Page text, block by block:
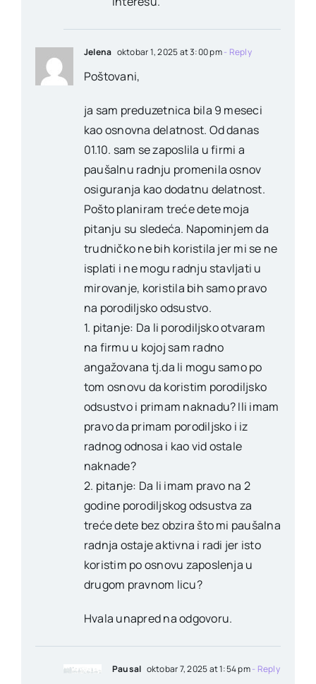
Jelena oktobar 1, 2025 at 3:00 pm- Reply
Poštovani,
ja sam preduzetnica bila 9 meseci
kao osnovna delatnost. Od danas
01.10. sam se zaposlila u firmi a
paušalnu radnju promenila osnov
osiguranja kao dodatnu delatnost.
Pošto planiram treće dete moja
pitanju su sledeća. Napominjem da
trudničko ne bih koristila jer mi se ne
isplati i ne mogu radnju stavljati u
mirovanje, koristila bih samo pravo
na porodiljsko odsustvo.
1. pitanje: Da li porodiljsko otvaram
na firmu u kojoj sam radno
angažovana tj.da li mogu samo po
tom osnovu da koristim porodiljsko
odsustvo i primam naknadu? Ili imam
pravo da primam porodiljsko i iz
radnog odnosa i kao vid ostale
naknade?
2. pitanje: Da li imam pravo na 2
godine porodiljskog odsustva za
treće dete bez obzira što mi paušalna
radnja ostaje aktivna i radi jer isto
koristim po osnovu zaposlenja u
drugom pravnom licu?
Hvala unapred na odgovoru.
Pausal oktobar 7, 2025 at 1:54 pm- Reply